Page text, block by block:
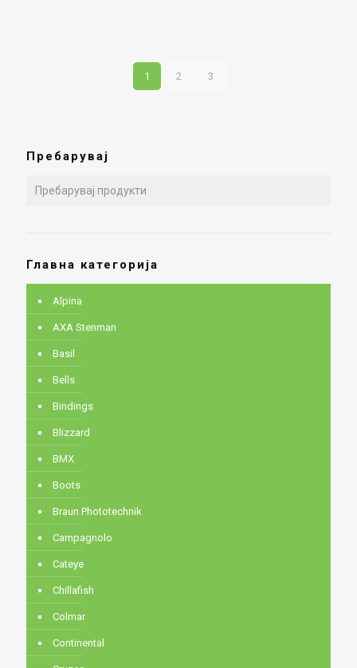
1 2 3
Пребарувај
Главна категорија
Alpina
AXA Stenman
Basil
Bells
Bindings
Blizzard
BMX
Boots
Braun Phototechnik
Campagnolo
Cateye
Chillafish
Colmar
Continental